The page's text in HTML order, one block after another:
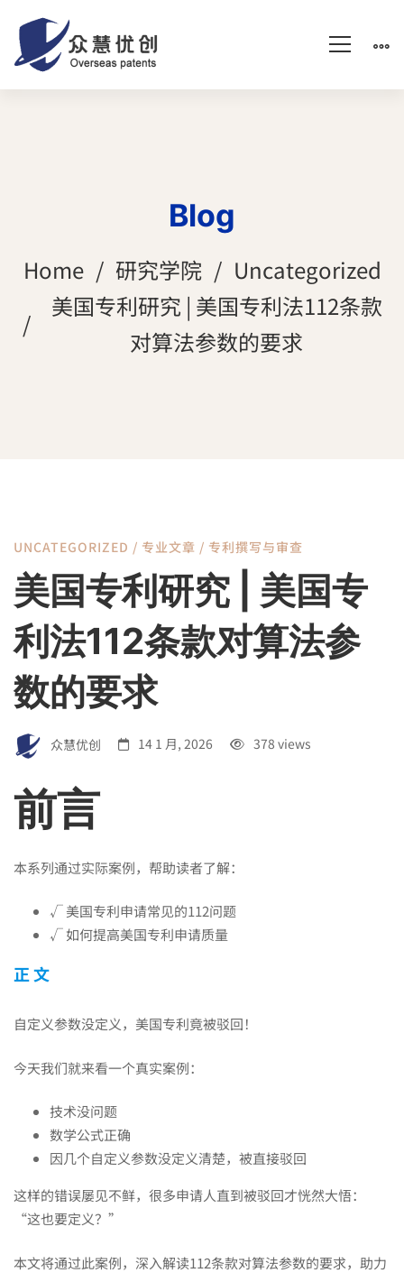
Blog
Home 研究学院
Uncategorized
美国专利研究 | 美国专利法112条款
对算法参数的要求
美
国
专
利
研
究
美
国
专
利
法
UNCATEGORIZED / 专业文章 / 专利撰写与审查
美国专利研究 | 美国专
利法112条款对算法参
数的要求
众慧优创 14 1 月, 2026 378 views
前言
本系列通过实际案例，帮助读者了解：
√ 美国专利申请常见的112问题
√ 如何提高美国专利申请质量
正 文
自定义参数没定义，美国专利竟被驳回！
今天我们就来看一个真实案例：
技术没问题
数学公式正确
因几个自定义参数没定义清楚，被直接驳回
这样的错误屡见不鲜，很多申请人直到被驳回才恍然大悟：
“这也要定义？”
本文将通过此案例，深入解读112条款对算法参数的要求，助力